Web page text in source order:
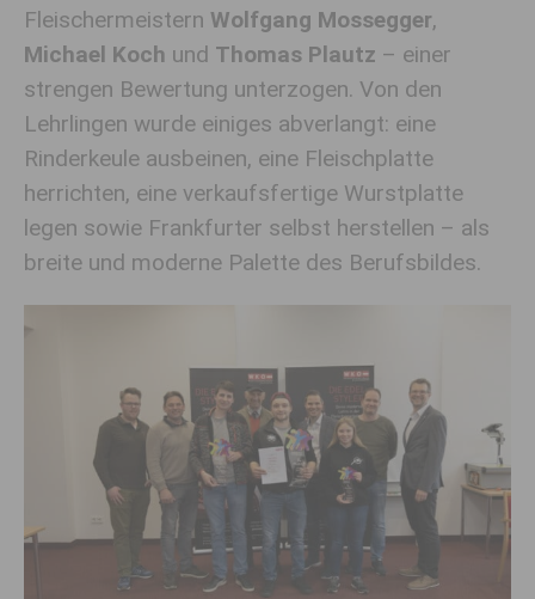
Fleischermeistern Wolfgang Mossegger,
Michael Koch und Thomas Plautz – einer
strengen Bewertung unterzogen. Von den
Lehrlingen wurde einiges abverlangt: eine
Rinderkeule ausbeinen, eine Fleischplatte
herrichten, eine verkaufsfertige Wurstplatte
legen sowie Frankfurter selbst herstellen – als
breite und moderne Palette des Berufsbildes.